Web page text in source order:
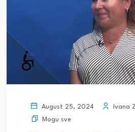
August 25, 2024
Ivana
Mogu sve